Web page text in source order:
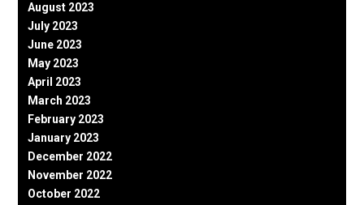
August 2023
July 2023
June 2023
May 2023
April 2023
March 2023
February 2023
January 2023
December 2022
November 2022
October 2022